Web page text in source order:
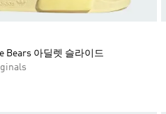
Bears 아딜렛 슬라이드